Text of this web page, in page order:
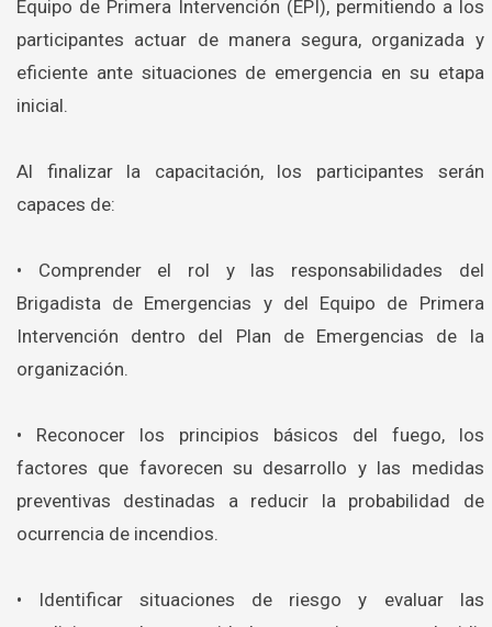
Equipo de Primera Intervención (EPI), permitiendo a los
participantes actuar de manera segura, organizada y
eficiente ante situaciones de emergencia en su etapa
inicial.
Al finalizar la capacitación, los participantes serán
capaces de:
• Comprender el rol y las responsabilidades del
Brigadista de Emergencias y del Equipo de Primera
Intervención dentro del Plan de Emergencias de la
organización.
• Reconocer los principios básicos del fuego, los
factores que favorecen su desarrollo y las medidas
preventivas destinadas a reducir la probabilidad de
ocurrencia de incendios.
• Identificar situaciones de riesgo y evaluar las